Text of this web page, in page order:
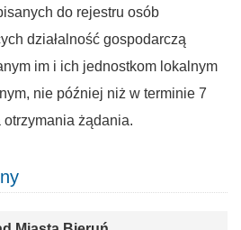
do rejestru osób
działalność gospodarczą
im i ich jednostkom lokalnym
nie później niż w terminie 7
żądania.